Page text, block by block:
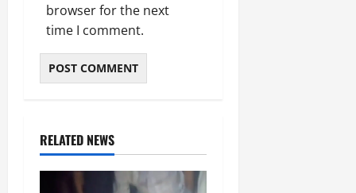
browser for the next
time I comment.
RELATED NEWS